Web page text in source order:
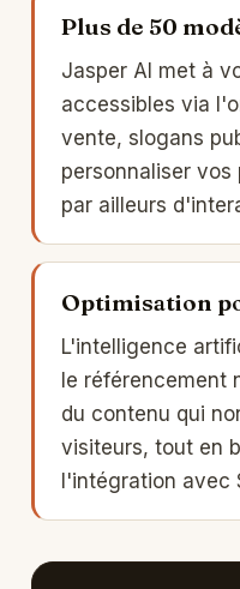
Plus de 50
Jasper AI met à
accessibles via
vente, slogans
personnaliser
par ailleurs
Optimisation
L'intelligence
le référencement
du contenu qui
visiteurs, tout en
l'intégration avec